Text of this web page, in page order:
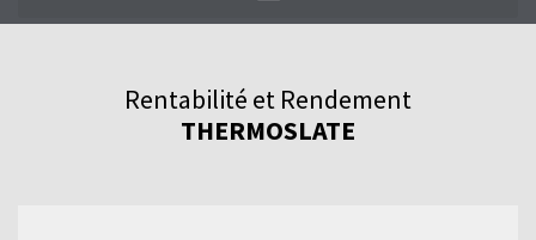
fréquentes sur l’ardoise naturelle et notre
Rentabilité et Rendement
THERMOSLATE